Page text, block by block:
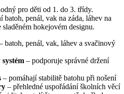
pro děti od 1. do 3. třídy.
penál, vak na záda, láhev na
hokejovém designu.
batoh, penál, vak, láhev a svačinový
– podporuje správné držení
– pomáhají stabilitě batohu při nošení
– přehledné uspořádání školních věcí